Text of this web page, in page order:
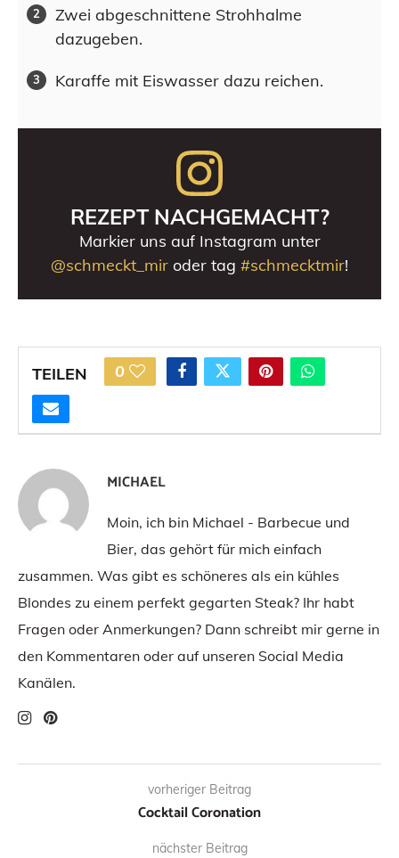
Zwei abgeschnittene Strohhalme
dazugeben.
Karaffe mit Eiswasser dazu reichen.
REZEPT NACHGEMACHT?
Markier uns auf Instagram unter
@schmeckt_mir oder tag #schmecktmir!
TEILEN 0
MICHAEL
Moin, ich bin Michael - Barbecue und
Bier, das gehört für mich einfach
zusammen. Was gibt es schöneres als ein kühles
Blondes zu einem perfekt gegarten Steak? Ihr habt
Fragen oder Anmerkungen? Dann schreibt mir gerne in
den Kommentaren oder auf unseren Social Media
Kanälen.
vorheriger Beitrag
Cocktail Coronation
nächster Beitrag